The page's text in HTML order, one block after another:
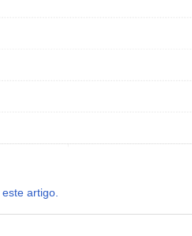
este artigo.